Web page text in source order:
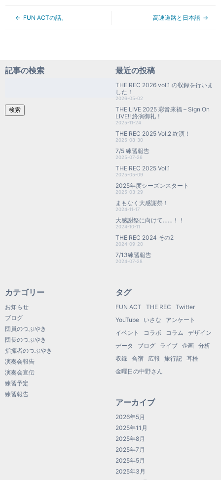
FUN ACTの話。 高速道路と日本語
記事の検索
検索
最近の投稿
THE REC 2026 vol.1 の収録を行いま
した！
2026-05-02
THE LIVE 2025 彩音来福 – Sign On
LIVE!! 終演御礼！
2025-11-24
THE REC 2025 Vol.2 終演！
2025-08-30
7/5 練習報告
2025-07-26
THE REC 2025 Vol.1
2025-05-09
2025年度シーズンスタート
2025-03-29
まもなく大感謝祭！
2024-11-17
大感謝祭に向けて……！！
2024-10-11
THE REC 2024 その2
2024-09-20
7/13練習報告
2024-07-28
カテゴリー
お知らせ
ブログ
団員のつぶやき
団長のつぶやき
指揮者のつぶやき
演奏会報告
演奏会宣伝
練習予定
練習報告
タグ
FUN ACT THE REC
Twitter
YouTube
いさな
アンケート
イベント
コラボ コラム
デザイン
データ
ブログ ライブ 企画
分析
収録
合宿 広報 旅行記
耳栓
金曜日の中野さん
アーカイブ
2026年5月
2025年11月
2025年8月
2025年7月
2025年5月
2025年3月